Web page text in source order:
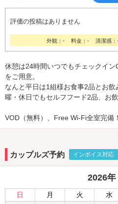
評価の投稿はありません
外観：- 料金：- 清潔感：
休憩は24時間いつでもチェックイ
をご用意。
なんと平日は1組様お食事2品とお
曜・休日でもセルフフード2品、お
VOD（無料）、Free Wi-Fi全室完備！
カップルズ予約 インボイス対応
2026年
日 月 火 水